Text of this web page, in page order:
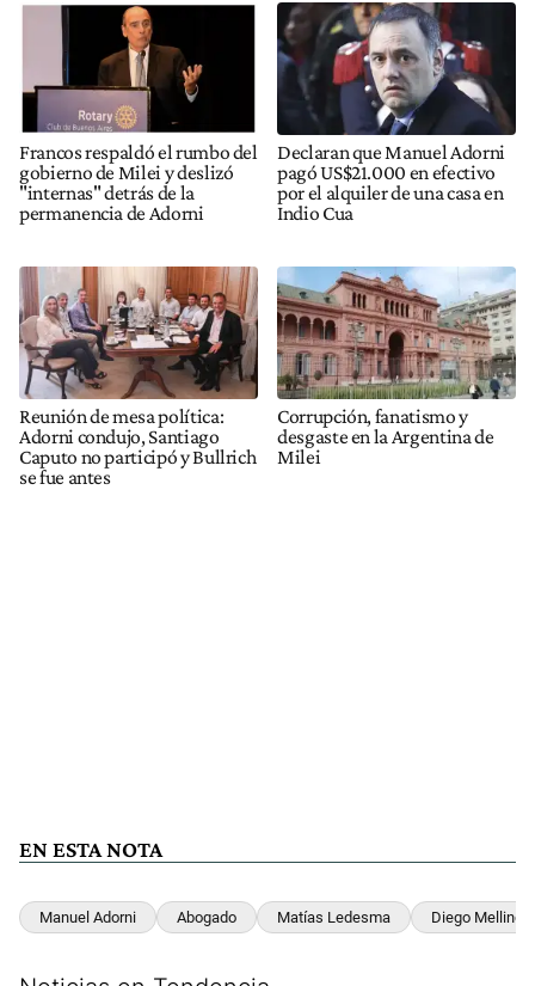
Francos respaldó el rumbo del
gobierno de Milei y deslizó
"internas" detrás de la
permanencia de Adorni
Declaran que Manuel Adorni
pagó US$21.000 en efectivo
por el alquiler de una casa en
Indio Cua
Reunión de mesa política:
Adorni condujo, Santiago
Caputo no participó y Bullrich
se fue antes
Corrupción, fanatismo y
desgaste en la Argentina de
Milei
EN ESTA NOTA
Manuel Adorni Abogado Matías Ledesma Diego Mellino